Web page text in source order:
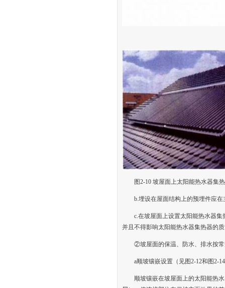
图2-10 坡屋面上太阳能热水器集
b.埋设在屋面结构上的预埋件应
c.在坡屋面上设置太阳能热水器
并且不得影响太阳能热水器集热器的
②坡屋面的保温、防水、排水按
a顺坡镶嵌设置（见图2-12和图2-
顺坡镶嵌在坡屋面上的太阳能热